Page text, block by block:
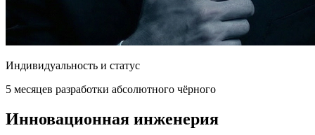
Индивидуальность и статус
5 месяцев разработки абсолютного чёрного
Инновационная инженерия